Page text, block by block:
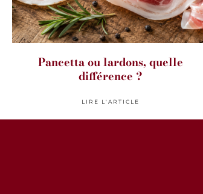
Pancetta ou lardons, quelle
différence ?
LIRE L'ARTICLE